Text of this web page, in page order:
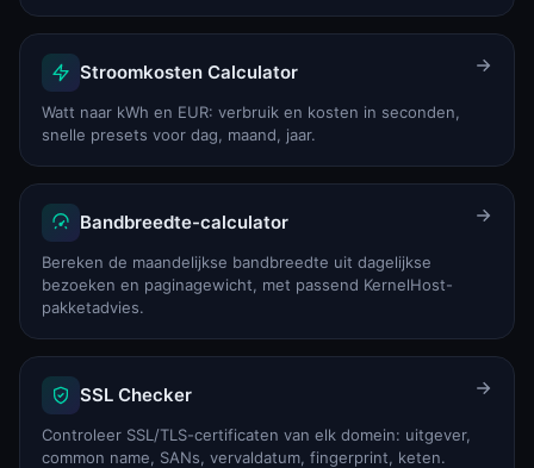
Stroomkosten Calculator
Watt naar kWh en EUR: verbruik en kosten in seconden,
snelle presets voor dag, maand, jaar.
Bandbreedte-calculator
Bereken de maandelijkse bandbreedte uit dagelijkse
bezoeken en paginagewicht, met passend KernelHost-
pakketadvies.
SSL Checker
Controleer SSL/TLS-certificaten van elk domein: uitgever,
common name, SANs, vervaldatum, fingerprint, keten.